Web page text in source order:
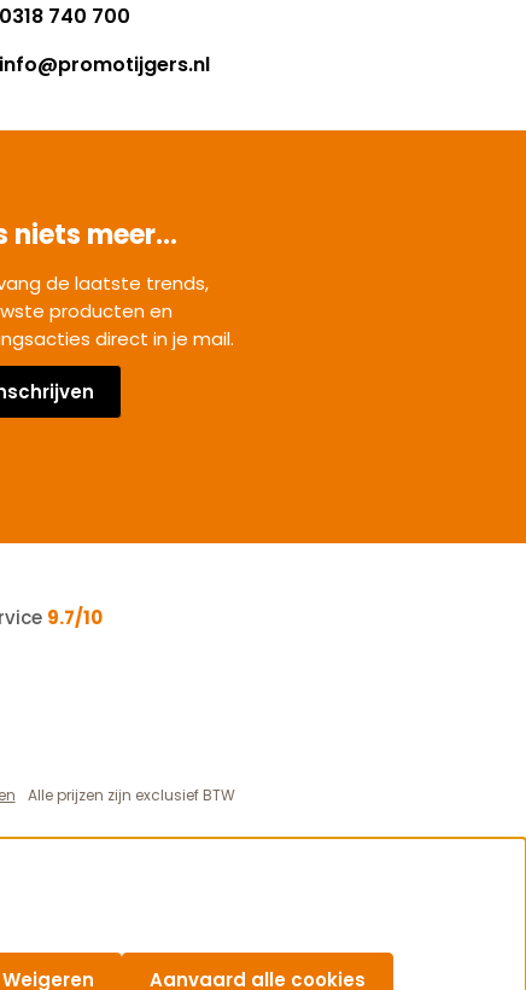
0318 740 700
info@promotijgers.nl
niets meer...
de laatste trends,
producten en
direct in je mail.
9.7/10
Alle prijzen zijn exclusief BTW
Weigeren Aanvaard alle cookies